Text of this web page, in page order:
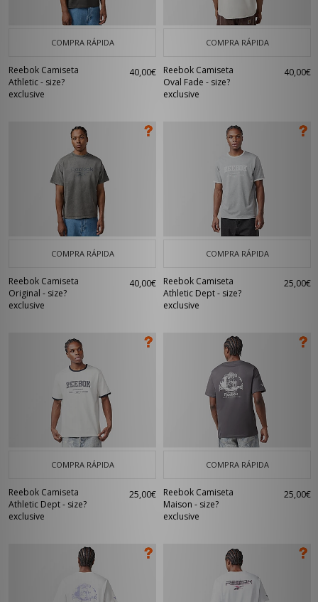
COMPRA RÁPIDA
Reebok Camiseta
Athletic - size?
exclusive
40,00€
COMPRA RÁPIDA
Reebok Camiseta
Oval Fade - size?
exclusive
40,00€
COMPRA RÁPIDA
Reebok Camiseta
Original - size?
exclusive
40,00€
COMPRA RÁPIDA
Reebok Camiseta
Athletic Dept - size?
exclusive
25,00€
COMPRA RÁPIDA
Reebok Camiseta
Athletic Dept - size?
exclusive
25,00€
COMPRA RÁPIDA
Reebok Camiseta
Maison - size?
exclusive
25,00€